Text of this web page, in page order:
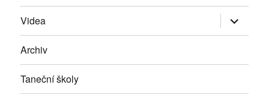
Videa Zobrazit
položky
Archiv
Taneční školy